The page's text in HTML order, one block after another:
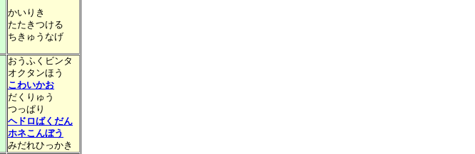
かいりき
たたきつける
ちきゅうなげ
おうふくビンタ
オクタンほう
こわいかお
だくりゅう
つっぱり
ヘドロばくだん
ホネこんぼう
みだれひっかき